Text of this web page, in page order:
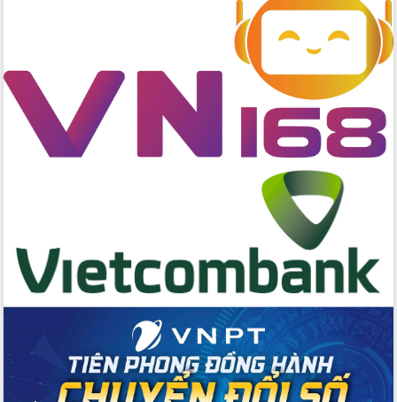
Đắk Lắk thời kỳ 2021-2030, tầm nhìn
đến năm 2050
Phát động chiến dịch 30 ngày đêm
giải phóng mặt bằng Tuyến đường bộ
ven biển
với Tập đoàn Bưu chính Viễn thông
Việt Nam
Đắk Lắk về phát triển nhân lực y tế
Du lịch Đắk Lắk nâng tầm trải nghiệm
du khách thông qua Hệ thống cơ sở dữ
liệu và Bản đồ số